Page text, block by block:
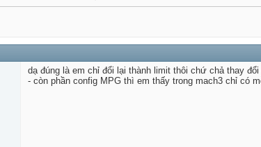
dạ đúng là em chỉ đổi lại thành limit thôi chứ chả thay đổi
- còn phần config MPG thì em thấy trong mach3 chỉ có